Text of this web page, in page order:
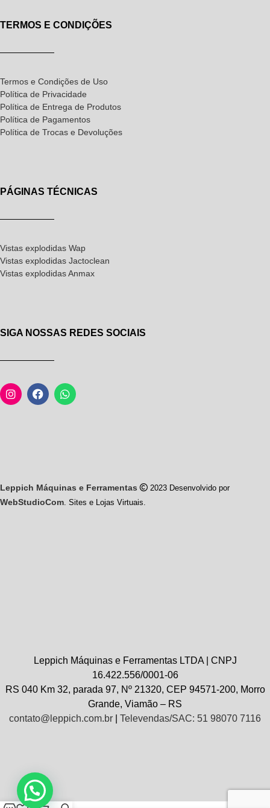
TERMOS E CONDIÇÕES
Termos e Condições de Uso
Política de Privacidade
Política de Entrega de Produtos
Política de Pagamentos
Política de Trocas e Devoluções
PÁGINAS TÉCNICAS
Vistas explodidas Wap
Vistas explodidas Jactoclean
Vistas explodidas Anmax
SIGA NOSSAS REDES SOCIAIS
Leppich Máquinas e Ferramentas 2023 Desenvolvido por
WebStudioCom . Sites e Lojas Virtuais.
Leppich Máquinas e Ferramentas LTDA | CNPJ
16.422.556/0001-06
RS 040 Km 32, parada 97, Nº 21320, CEP 94571-200, Morro
Grande, Viamão – RS
contato@leppich.com.br
Televendas/SAC: 51 98070 7116